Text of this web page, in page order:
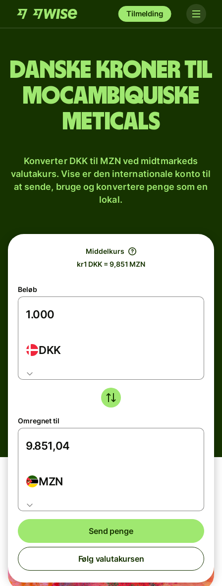
Tilmelding
Danske kroner til
mocambiquiske
meticals
Konverter DKK til MZN ved midtmarkeds
valutakurs. Vise er den internationale konto til
at sende, bruge og konvertere penge som en
lokal.
Middelkurs
kr1 DKK = 9,851 MZN
Beløb
DKK
Omregnet til
MZN
Send penge
Følg valutakursen